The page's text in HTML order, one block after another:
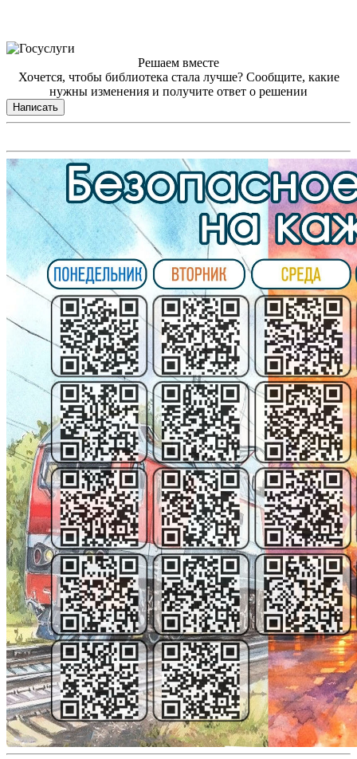
Решаем вместе
Хочется, чтобы библиотека стала лучше? Сообщите, какие
нужны изменения и получите ответ о решении
Написать